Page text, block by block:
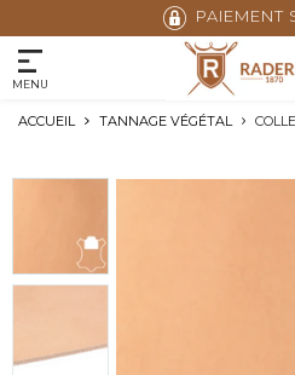
PAIEMENT
MENU
ACCUEIL TANNAGE VÉGÉTAL